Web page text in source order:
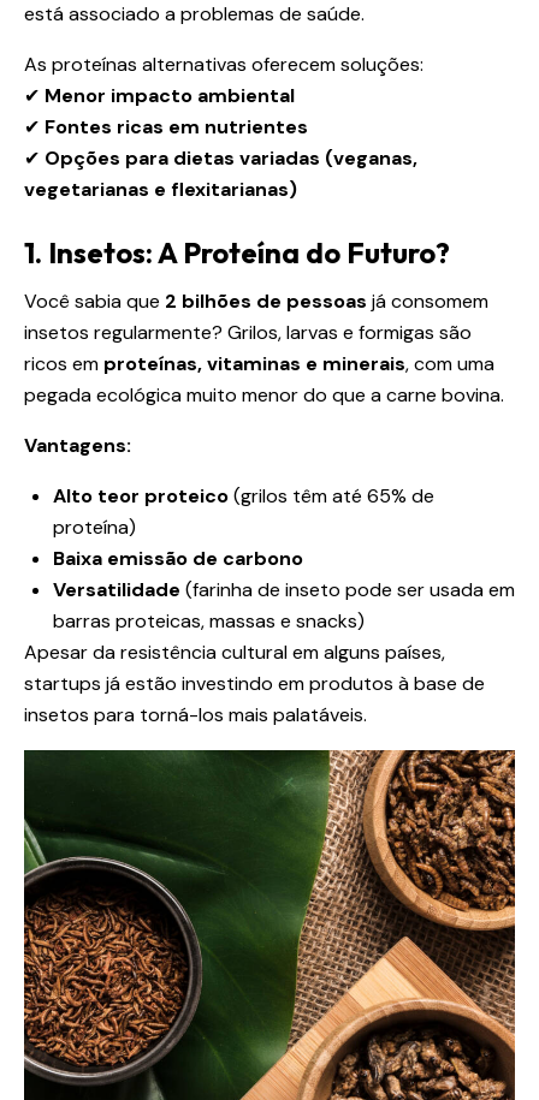
está associado a problemas de saúde.
As proteínas alternativas oferecem soluções:
✔ Menor impacto ambiental
✔ Fontes ricas em nutrientes
✔ Opções para dietas variadas (veganas,
vegetarianas e flexitarianas)
1. Insetos: A Proteína do Futuro?
Você sabia que 2 bilhões de pessoas já consomem
insetos regularmente? Grilos, larvas e formigas são
ricos em proteínas, vitaminas e minerais, com uma
pegada ecológica muito menor do que a carne bovina.
Vantagens:
Alto teor proteico(grilos têm até 65% de
proteína)
Baixa emissão de carbono
Versatilidade (farinha de inseto pode ser usada em
barras proteicas, massas e snacks)
Apesar da resistência cultural em alguns países,
startups já estão investindo em produtos à base de
insetos para torná-los mais palatáveis.